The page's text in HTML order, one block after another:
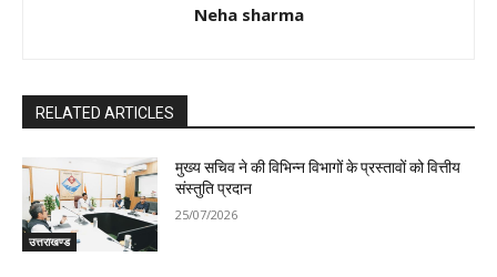
Neha sharma
RELATED ARTICLES
उत्तराखण्ड
मुख्य सचिव ने की विभिन्न विभागों के प्रस्तावों को वित्तीय
संस्तुति प्रदान
25/07/2026